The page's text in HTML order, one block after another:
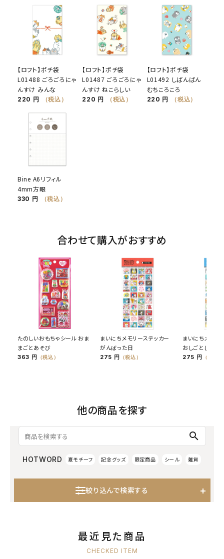
【ロフト】ポチ袋
L01488 ごろごろにゃ
んすけ みんな
220 円 （税込）
【ロフト】ポチ袋
L01487 ごろごろにゃ
んすけ ねこらしい
220 円 （税込）
【ロフト】ポチ袋
L01492 しばんばん
むちころころ
220 円 （税込）
Bine A6リフィル
4mm方眼
330 円 （税込）
合わせて購入がおすすめ
たのしいおもちゃシール おま
まごとあそび
363 円 （税込）
まいにちメモリーステッカー
がんばった日
275 円 （税込）
まいにちメモリ
おしごとした日
275 円 （税込）
他の商品を探す
search
HOTWORD 夏モチーフ 記念グッズ 限定商品 シール 雑貨
絞り込んで検索する
最近見た商品
CHECKED ITEM